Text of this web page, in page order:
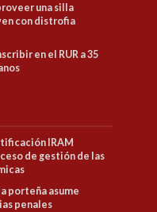
una silla
con distrofia
en el RUR a 35
IRAM
de gestión de las
porteña asume
penales